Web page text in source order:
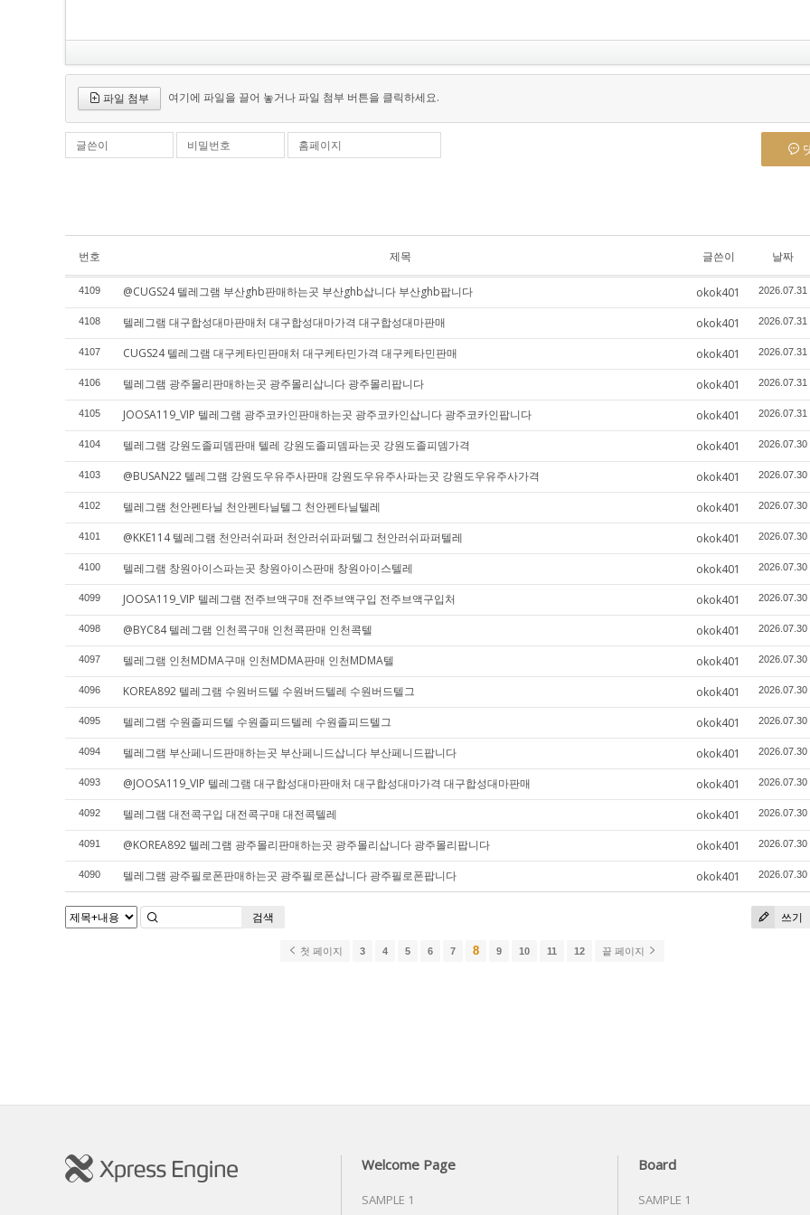
파일 첨부 여기에 파일을 끌어 놓거나 파일 첨부 버튼을 클릭하세요.
글쓴이 비밀번호 홈페이지
번호 제목 글쓴이 날짜
4109 @CUGS24 텔레그램 부산ghb판매하는곳 부산ghb삽니다 부산ghb팝니다 okok401 2026.07.31
4108 텔레그램 대구합성대마판매처 대구합성대마가격 대구합성대마판매 okok401 2026.07.31
4107 CUGS24 텔레그램 대구케타민판매처 대구케타민가격 대구케타민판매 okok401 2026.07.31
4106 텔레그램 광주몰리판매하는곳 광주몰리삽니다 광주몰리팝니다 okok401 2026.07.31
4105 JOOSA119_VIP 텔레그램 광주코카인판매하는곳 광주코카인삽니다 광주코카인팝니다 okok401 2026.07.31
4104 텔레그램 강원도졸피뎀판매 텔레 강원도졸피뎀파는곳 강원도졸피뎀가격 okok401 2026.07.30
4103 @BUSAN22 텔레그램 강원도우유주사판매 강원도우유주사파는곳 강원도우유주사가격 okok401 2026.07.30
4102 텔레그램 천안펜타닐 천안펜타닐텔그 천안펜타닐텔레 okok401 2026.07.30
4101 @KKE114 텔레그램 천안러쉬파퍼 천안러쉬파퍼텔그 천안러쉬파퍼텔레 okok401 2026.07.30
4100 텔레그램 창원아이스파는곳 창원아이스판매 창원아이스텔레 okok401 2026.07.30
4099 JOOSA119_VIP 텔레그램 전주브액구매 전주브액구입 전주브액구입처 okok401 2026.07.30
4098 @BYC84 텔레그램 인천콕구매 인천콕판매 인천콕텔 okok401 2026.07.30
4097 텔레그램 인천MDMA구매 인천MDMA판매 인천MDMA텔 okok401 2026.07.30
4096 KOREA892 텔레그램 수원버드텔 수원버드텔레 수원버드텔그 okok401 2026.07.30
4095 텔레그램 수원졸피드텔 수원졸피드텔레 수원졸피드텔그 okok401 2026.07.30
4094 텔레그램 부산페니드판매하는곳 부산페니드삽니다 부산페니드팝니다 okok401 2026.07.30
4093 @JOOSA119_VIP 텔레그램 대구합성대마판매처 대구합성대마가격 대구합성대마판매 okok401 2026.07.30
4092 텔레그램 대전콕구입 대전콕구매 대전콕텔레 okok401 2026.07.30
4091 @KOREA892 텔레그램 광주몰리판매하는곳 광주몰리삽니다 광주몰리팝니다 okok401 2026.07.30
4090 텔레그램 광주필로폰판매하는곳 광주필로폰삽니다 광주필로폰팝니다 okok401 2026.07.30
쓰기
검색
첫 페이지 3 4 5 6 7 8 9 10 11 12 끝 페이지
Welcome Page
SAMPLE 1
Board
SAMPLE 1